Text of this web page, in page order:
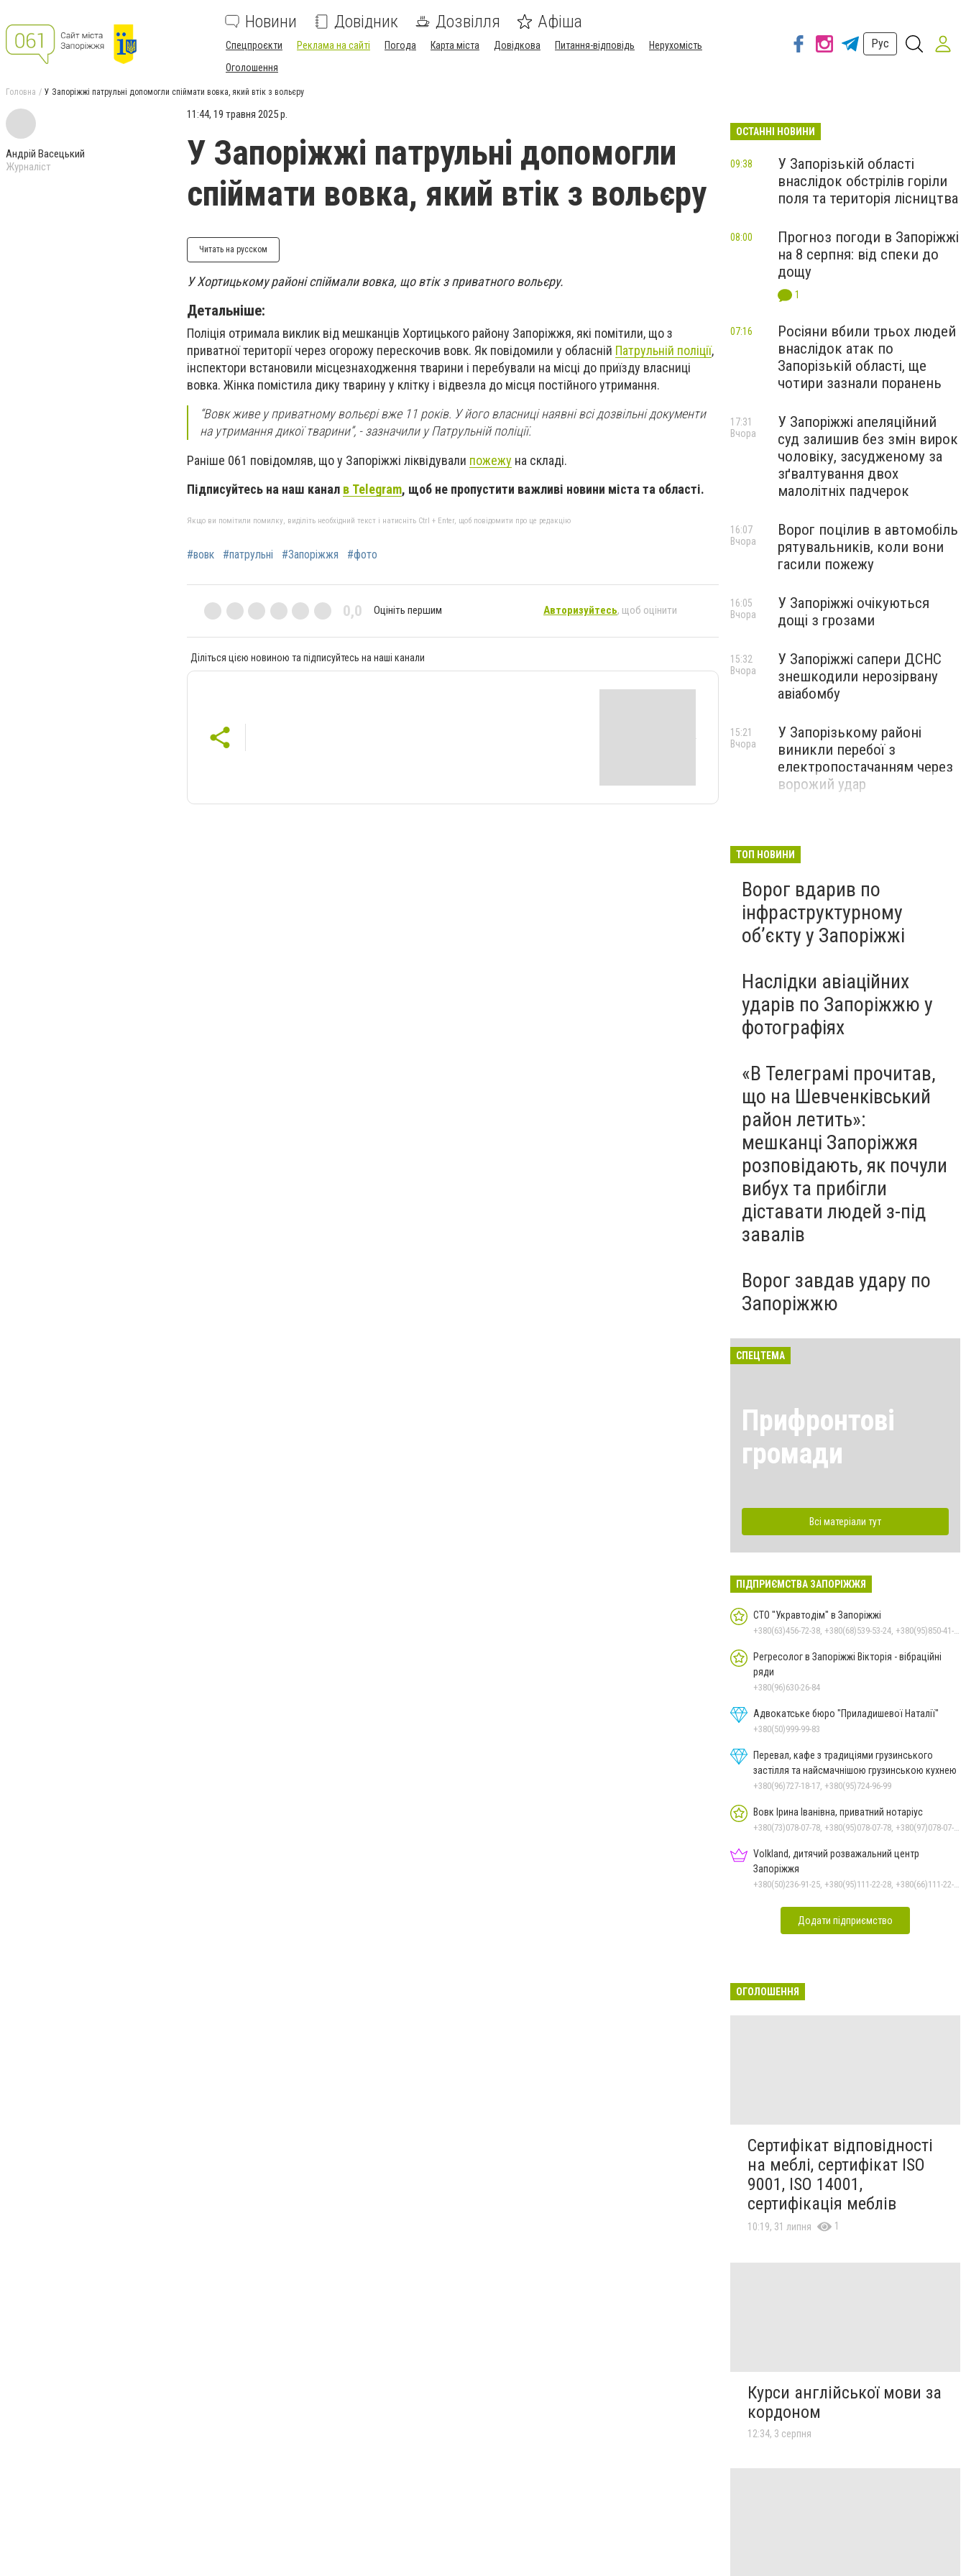
Новини Довідник Дозвілля Афіша
Спецпроєкти Реклама на сайті Погода Карта міста Довідкова Питання-відповідь
Нерухомість
Оголошення
Рус
Головна У Запоріжжі патрульні допомогли спіймати вовка, який втік з вольєру
Андрій Васецький
Журналіст
11:44, 19 травня 2025 р.
У Запоріжжі патрульні допомогли
спіймати вовка, який втік з вольєру
Читать на русском
У Хортицькому районі спіймали вовка, що втік з приватного вольєру.
Детальніше:
Поліція отримала виклик від мешканців Хортицького району Запоріжжя, які помітили, що з
приватної території через огорожу перескочив вовк. Як повідомили у обласній Патрульній поліції,
інспектори встановили місцезнаходження тварини і перебували на місці до приїзду власниці
вовка. Жінка помістила дику тварину у клітку і відвезла до місця постійного утримання.
“Вовк живе у приватному вольєрі вже 11 років. У його власниці наявні всі дозвільні документи
на утримання дикої тварини”, - зазначили у Патрульній поліції.
Раніше 061 повідомляв, що у Запоріжжі ліквідували пожежу на складі.
Підписуйтесь на наш канал в Telegram, щоб не пропустити важливі новини міста та області.
Якщо ви помітили помилку, виділіть необхідний текст і натисніть Ctrl + Enter, щоб повідомити про це редакцію
#вовк #патрульні #Запоріжжя #фото
0,0 Оцініть першим Авторизуйтесь, щоб оцінити
Діліться цією новиною та підписуйтесь на наші канали
ОСТАННІ НОВИНИ
У Запорізькій області
внаслідок обстрілів горіли
поля та територія лісництва
09:38
Прогноз погоди в Запоріжжі
на 8 серпня: від спеки до
дощу
1
08:00
Росіяни вбили трьох людей
внаслідок атак по
Запорізькій області, ще
чотири зазнали поранень
07:16
У Запоріжжі апеляційний
суд залишив без змін вирок
чоловіку, засудженому за
зґвалтування двох
малолітніх падчерок
17:31
Вчора
Ворог поцілив в автомобіль
рятувальників, коли вони
гасили пожежу
16:07
Вчора
У Запоріжжі очікуються
дощі з грозами
16:05
Вчора
У Запоріжжі сапери ДСНС
знешкодили нерозірвану
авіабомбу
15:32
Вчора
У Запорізькому районі
виникли перебої з
електропостачанням через
ворожий удар
15:21
Вчора
ТОП НОВИНИ
Ворог вдарив по
інфраструктурному
обʼєкту у Запоріжжі
Наслідки авіаційних
ударів по Запоріжжю у
фотографіях
«В Телеграмі прочитав,
що на Шевченківський
район летить»:
мешканці Запоріжжя
розповідають, як почули
вибух та прибігли
діставати людей з-під
завалів
Ворог завдав удару по
Запоріжжю
СПЕЦТЕМА
Прифронтові
громади
Всі матеріали тут
ПІДПРИЄМСТВА ЗАПОРІЖЖЯ
СТО "Укравтодім" в Запоріжжі
Регресолог в Запоріжжі Вікторія - вібраційні
ряди
+380(96)630-26-84
Адвокатське бюро "Приладишевої Наталії"
+380(50)999-99-83
Перевал, кафе з традиціями грузинського
застілля та найсмачнішою грузинською кухнею
+380(96)727-18-17, +380(95)724-96-99
Вовк Ірина Іванівна, приватний нотаріус
Volkland, дитячий розважальний центр
Запоріжжя
Додати підприємство
ОГОЛОШЕННЯ
Сертифікат відповідності
на меблі, сертифікат ISO
9001, ISO 14001,
сертифікація меблів
10:19, 31 липня 1
Курси англійської мови за
кордоном
12:34, 3 серпня